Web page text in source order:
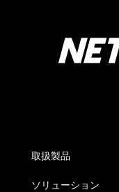
取扱製品
ソリューション